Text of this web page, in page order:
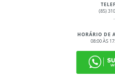
(85)
.
HORÁRIO DE
08:00 ÀS